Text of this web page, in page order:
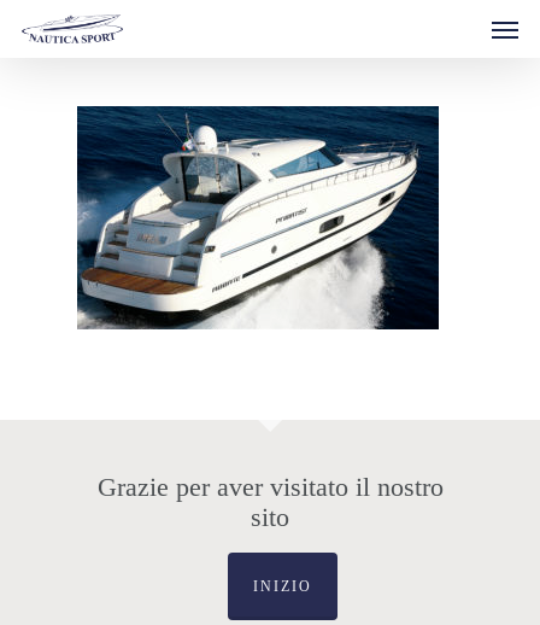
Menu
Grazie per aver visitato il nostro
sito
INIZIO